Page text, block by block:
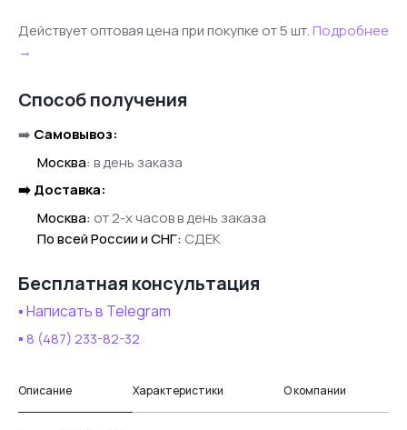
Действует оптовая цена при покупке от 5 шт.Подробнее
→
Способ получения
➡️ Самовывоз:
Москва: в день заказа
➡️ Доставка:
Москва: от 2-х часов в день заказа
По всей России и СНГ: СДЕК
Бесплатная консультация
▪️ Написать в Telegram
▪️ 8 (487) 233-82-32
Описание Характеристики О компании